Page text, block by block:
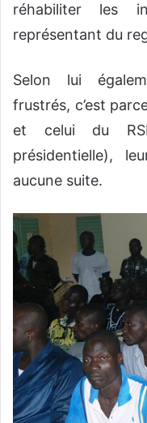
réhabiliter les
représentant du
Selon lui
frustrés, c’est
et celui du
présidentielle),
aucune suite.